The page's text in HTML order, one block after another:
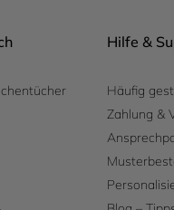
Hilfe &
Häufig
Zahlung &